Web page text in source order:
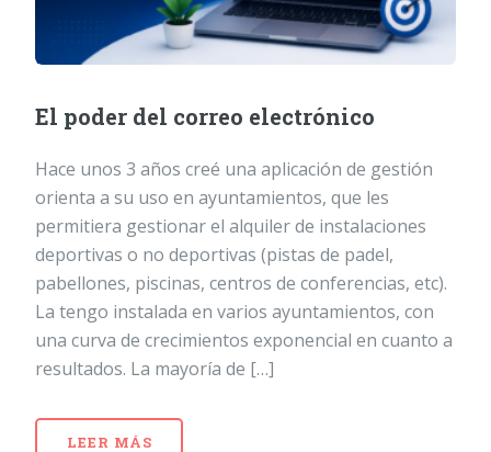
El poder del correo electrónico
Hace unos 3 años creé una aplicación de gestión
orienta a su uso en ayuntamientos, que les
permitiera gestionar el alquiler de instalaciones
deportivas o no deportivas (pistas de padel,
pabellones, piscinas, centros de conferencias, etc).
La tengo instalada en varios ayuntamientos, con
una curva de crecimientos exponencial en cuanto a
resultados. La mayoría de […]
LEER MÁS